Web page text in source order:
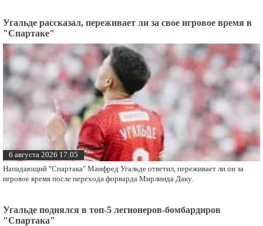
6 августа 2026 21:33
Нападающий "Спартака" Манфред Угальде положительно оценил переход
Мирлинда Даку в московский клуб.
Угальде рассказал, переживает ли за свое игровое время в
"Спартаке"
6 августа 2026 17:05